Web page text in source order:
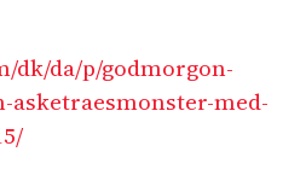
dk/da/p/godmorgon-
asketraesmonster-med-